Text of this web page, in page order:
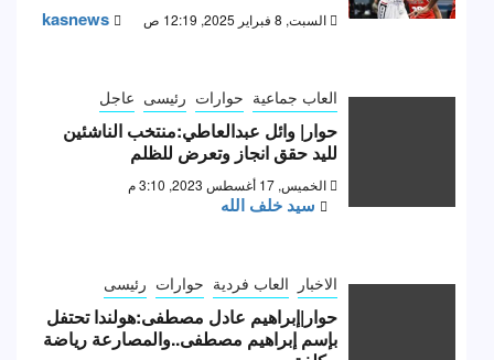
السبت, 8 فبراير 2025, 12:19 ص kasnews
العاب جماعية حوارات رئيسى عاجل
حوار| وائل عبدالعاطي:منتخب الناشئين
لليد حقق انجاز وتعرض للظلم
الخميس, 17 أغسطس 2023, 3:10 م
سيد خلف الله
الاخبار العاب فردية حوارات رئيسى
حوار|إبراهيم عادل مصطفى:هولندا تحتفل
بإسم إبراهيم مصطفى..والمصارعة رياضة